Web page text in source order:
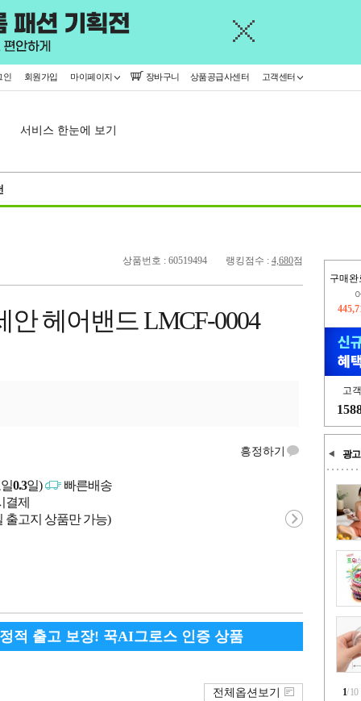
인 회원가입 마이페이지 장바구니 상품공급사센터 고객센터
서비스 한눈에 보기
구매완
오
고
광고
1/10
상품번호 : 60519494 랭킹점수 : 4,680점
안 헤어밴드 LMCF-0004
흥정하기
0.3일)
빠른배송
결제
출고지 상품만 가능)
적 출고 보장! 꾹AI그로스 인증 상품
전체옵션보기